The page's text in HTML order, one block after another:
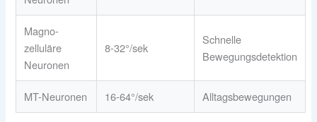
Magno-
zelluläre
Neuronen
8-32°/sek
Schnelle
Bewegungsdetektion
MT-Neuronen 16-64°/sek Alltagsbewegungen